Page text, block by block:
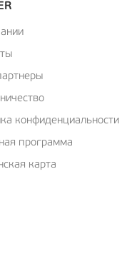
конфиденциальности
программа
карта